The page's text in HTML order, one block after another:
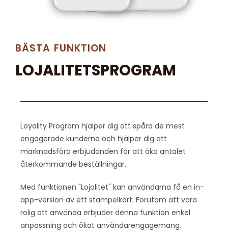
BÄSTA FUNKTION
LOJALITETSPROGRAM
Loyality Program hjälper dig att spåra de mest
engagerade kunderna och hjälper dig att
marknadsföra erbjudanden för att öka antalet
återkommande beställningar.
Med funktionen "Lojalitet" kan användarna få en in-
app-version av ett stämpelkort. Förutom att vara
rolig att använda erbjuder denna funktion enkel
anpassning och ökat användarengagemang.